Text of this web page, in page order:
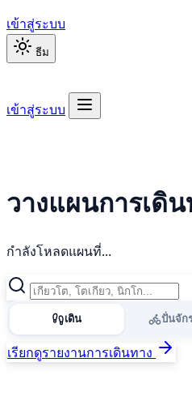
เข้าสู่ระบบ
ธีม
เข้าสู่ระบบ
วางแผนการเดิน
กำลังโหลดแผนที่...
เดิน ปั่นจัก
เรียกดูรายงานการเดินทาง